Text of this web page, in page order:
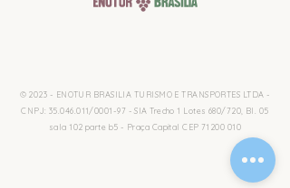
© 2023 - ENOTUR BRASILIA TURISMO E TRANSPORTES LTDA -
CNPJ: 35.046.011/0001-97 - SIA Trecho 1 Lotes 680/720, Bl. 05
sala 102 parte b5 - Praça Capital CEP 71200 010